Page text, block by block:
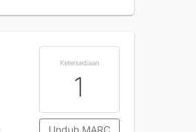
Ketersediaan
1
Unduh MARC